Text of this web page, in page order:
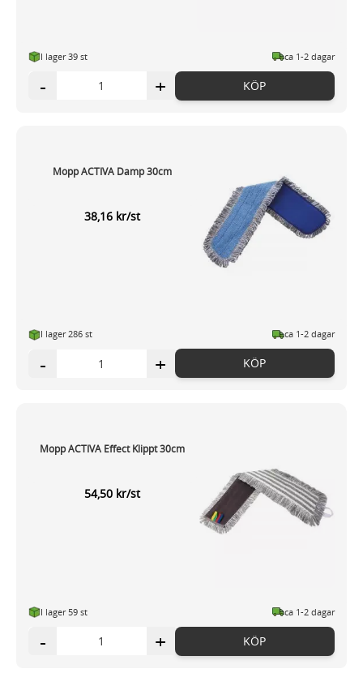
I lager 39 st ca 1-2 dagar
- + KÖP
Mopp ACTIVA Damp 30cm
38,16 kr/st
I lager 286 st ca 1-2 dagar
- + KÖP
Mopp ACTIVA Effect Klippt 30cm
54,50 kr/st
I lager 59 st ca 1-2 dagar
- + KÖP